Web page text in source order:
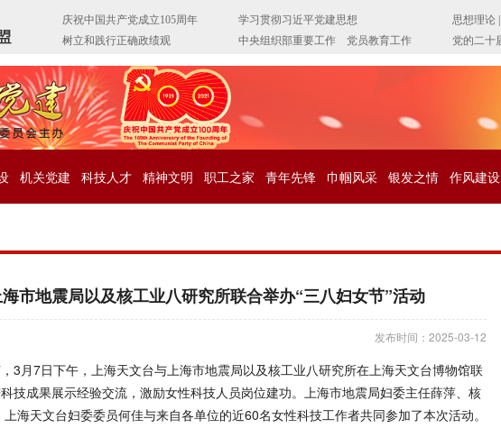
机关党建 科技人才 精神文明 职工之家 青年先锋 巾帼风采 银发之情 作风建设
市地震局以及核工业八研究所联合举办“三八妇女节”活动
发布时间：2025-03-12
3月7日下午，上海天文台与上海市地震局以及核工业八研究所在上海天文台博物馆联
技成果展示经验交流，激励女性科技人员岗位建功。上海市地震局妇委主任薛萍、核
海天文台妇委委员何佳与来自各单位的近60名女性科技工作者共同参加了本次活动。